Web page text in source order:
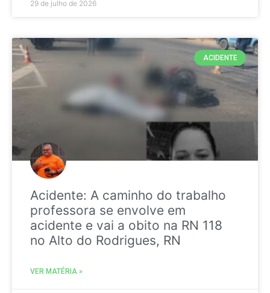
29 de julho de 2026
ACIDENTE
Acidente: A caminho do trabalho
professora se envolve em
acidente e vai a obito na RN 118
no Alto do Rodrigues, RN
VER MATÉRIA »